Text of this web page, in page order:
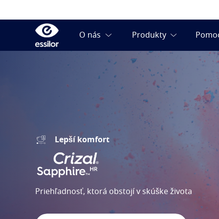
Lepší komfort
Priehľadnosť, ktorá obstojí v skúške života